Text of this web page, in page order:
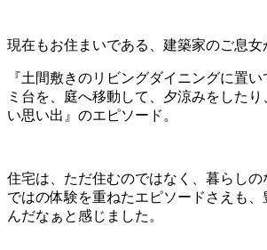
現在もお住まいである、建築家のご息女
『土間敷きのリビングダイニングに置
ミ台を、庭へ移動して、夕涼みをした
い思い出』のエピソード。
住宅は、ただ住むのではなく、暮らしの
ではの体験を重ねたエピソードさえも、
んだなぁと感じました。